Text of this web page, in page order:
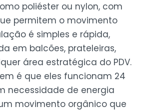
poliéster ou nylon, com
permitem o movimento
é simples e rápida,
em balcões, prateleiras,
área estratégica do PDV.
é que eles funcionam 24
necessidade de energia
movimento orgânico que